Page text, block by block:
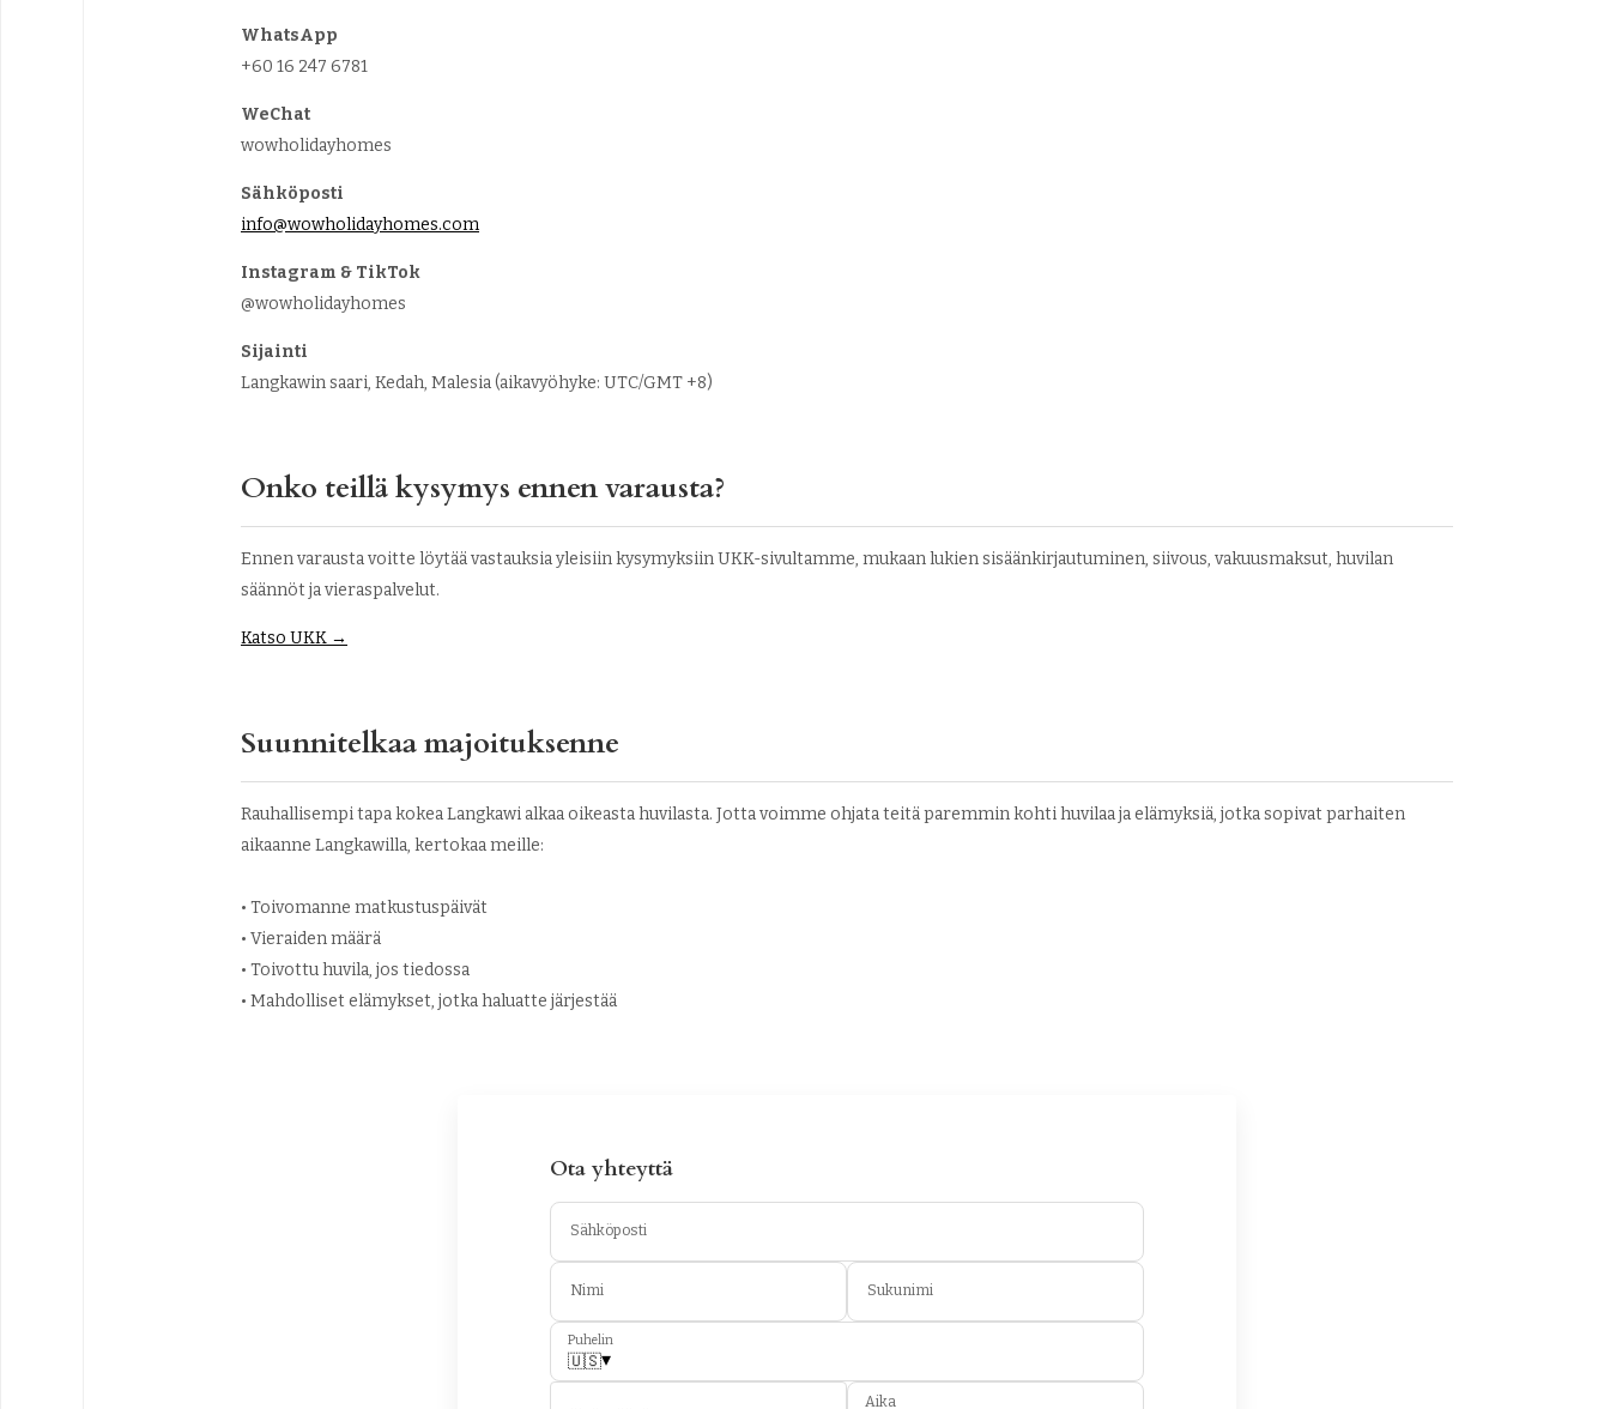
WhatsApp
+60 16 247 6781
WeChat
wowholidayhomes
Sähköposti
info@wowholidayhomes.com
Instagram & TikTok
@wowholidayhomes
Sijainti
Langkawin saari, Kedah, Malesia (aikavyöhyke: UTC/GMT +8)
Onko teillä kysymys ennen varausta?
Ennen varausta voitte löytää vastauksia yleisiin kysymyksiin UKK-sivultamme, mukaan lukien sisäänkirjautuminen, siivous, vakuusmaksut, huvilan
säännöt ja vieraspalvelut.
Katso UKK →
Suunnitelkaa majoituksenne
Rauhallisempi tapa kokea Langkawi alkaa oikeasta huvilasta. Jotta voimme ohjata teitä paremmin kohti huvilaa ja elämyksiä, jotka sopivat parhaiten
aikaanne Langkawilla, kertokaa meille:
• Toivomanne matkustuspäivät
• Vieraiden määrä
• Toivottu huvila, jos tiedossa
• Mahdolliset elämykset, jotka haluatte järjestää
Ota yhteyttä
Sähköposti
Nimi Sukunimi
Puhelin
🇺🇸▾
Aika